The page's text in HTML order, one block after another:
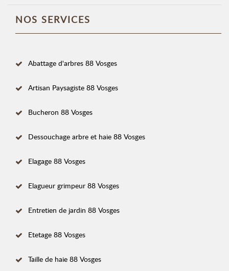
NOS SERVICES
Abattage d'arbres 88 Vosges
Artisan Paysagiste 88 Vosges
Bucheron 88 Vosges
Dessouchage arbre et haie 88 Vosges
Elagage 88 Vosges
Elagueur grimpeur 88 Vosges
Entretien de jardin 88 Vosges
Etetage 88 Vosges
Taille de haie 88 Vosges